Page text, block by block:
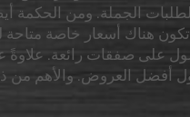
الجملة. ومن الحكمة
هناك أسعار خاصة متاحة
على صفقات رائعة. علاوةً
أفضل العروض. والأهم من